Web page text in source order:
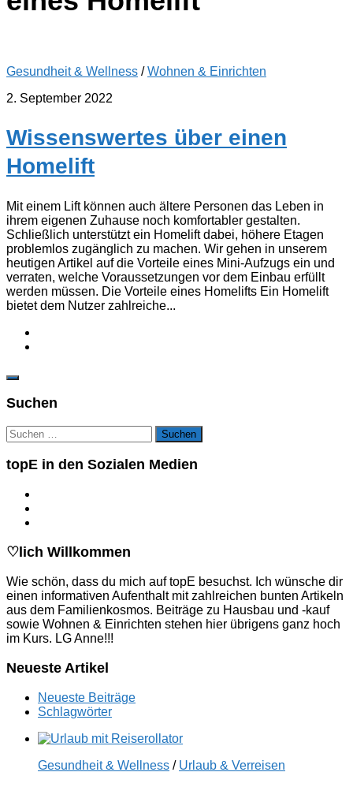
Gesundheit & Wellness /Wohnen & Einrichten
2. September 2022
Wissenswertes über einen
Homelift
Mit einem Lift können auch ältere Personen das Leben in
ihrem eigenen Zuhause noch komfortabler gestalten.
Schließlich unterstützt ein Homelift dabei, höhere Etagen
problemlos zugänglich zu machen. Wir gehen in unserem
heutigen Artikel auf die Vorteile eines Mini-Aufzugs ein und
verraten, welche Voraussetzungen vor dem Einbau erfüllt
werden müssen. Die Vorteile eines Homelifts Ein Homelift
bietet dem Nutzer zahlreiche...
Suchen
Suchen
nach:
topE in den Sozialen Medien
♡lich Willkommen
Wie schön, dass du mich auf topE besuchst. Ich wünsche dir
einen informativen Aufenthalt mit zahlreichen bunten Artikeln
aus dem Familienkosmos. Beiträge zu Hausbau und -kauf
sowie Wohnen & Einrichten stehen hier übrigens ganz hoch
im Kurs. LG Anne!!!
Neueste Artikel
Neueste Beiträge
Schlagwörter
Gesundheit & Wellness / Urlaub & Verreisen